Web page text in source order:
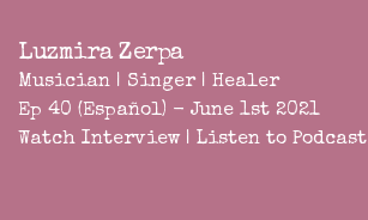
Luzmira Zerpa
Musician | Singer | Healer
Ep 40 (Español) - June 1st 2021
Watch Interview | Listen to Podcast